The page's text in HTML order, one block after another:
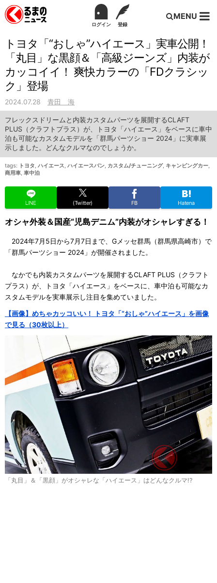
ログイン 登録
MENU
トヨタ「“おしゃ”ハイエース」実車公開！
「丸目」な黒顔＆「高級ジーンズ」内装が
カッコイイ！ 爽快カラーの「FDクラシッ
ク」登場
2024.07.28 青田 海
フレックスドリームと内装カスタムパーツを展開するCLAFT
PLUS（クラフトプラス）が、トヨタ「ハイエース」をベースに車中
泊も可能なカスタムモデルを「群馬パーツショー 2024」に実車展
示しました。どんなクルマなのでしょうか。
tags: トヨタ, ハイエース, ハイエースバン, カスタム/チューニング, キャンピングカー,
商用車, 車中泊
LINE (Twitter) FB Hatena
オシャ外装＆国産“児島デニム”内装がオシャレすぎる！
2024年7月5日から7月7日まで、Gメッセ群馬（群馬県高崎市）で
「群馬パーツショー 2024」が開催されました。
なかでも内装カスタムパーツを展開するCLAFT PLUS（クラフト
プラス）が、トヨタ「ハイエース」をベースに、車中泊も可能なカ
スタムモデルを実車展示し注目を集めていました。
【画像】めちゃカッコいい！ トヨタ「“おしゃ”ハイエース」を画像
で見る（30枚以上）
「丸目」＆「黒顔」がオシャレな「ハイエース」はどんなクルマ!?